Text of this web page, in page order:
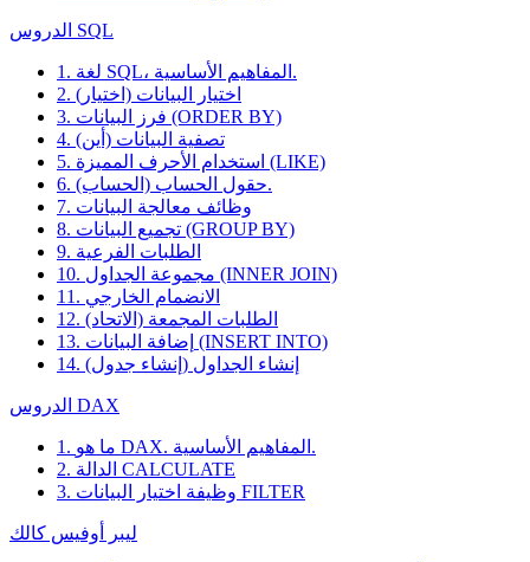
الدروس SQL
1. لغة SQL، المفاهيم الأساسية.
2. اختيار البيانات (اختيار)
3. فرز البيانات (ORDER BY)
4. تصفية البيانات (أين)
5. استخدام الأحرف المميزة (LIKE)
6. حقول الحساب (الحساب).
7. وظائف معالجة البيانات
8. تجميع البيانات (GROUP BY)
9. الطلبات الفرعية
10. مجموعة الجداول (INNER JOIN)
11. الانضمام الخارجي
12. الطلبات المجمعة (الاتحاد)
13. إضافة البيانات (INSERT INTO)
14. إنشاء الجداول (إنشاء جدول)
الدروس DAX
1. ما هو DAX. المفاهيم الأساسية.
2. الدالة CALCULATE
3. وظيفة اختيار البيانات FILTER
ليبر أوفيس كالك